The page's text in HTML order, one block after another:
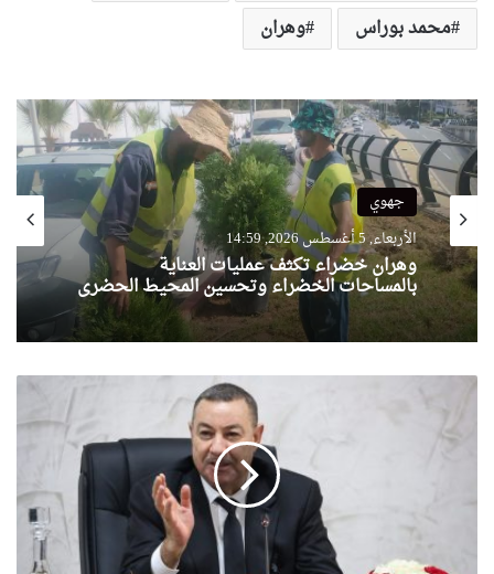
محمد بوراس
وهران
جهوي
الأربعاء, 5 أغسطس 2026, 14:59
وهران خضراء تكثف عمليات العناية
بالمساحات الخضراء وتحسين المحيط الحضري
تعليمات
صارمة:
سعيود